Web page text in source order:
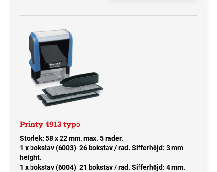
Printy 4913 typo
Storlek: 58 x 22 mm, max. 5 rader.
1 x bokstav (6003): 26 bokstav / rad. Sifferhöjd: 3 mm
height.
1 x bokstav (6004): 21 bokstav / rad. Sifferhöjd: 4 mm.